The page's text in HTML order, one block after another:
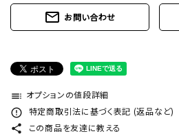
mail_outline お問い合わせ
toc オプションの値段詳細
error_outline 特定商取引法に基づく表記 (返品など)
share この商品を友達に教える